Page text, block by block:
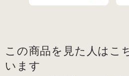
この商品を見た人はこ
います